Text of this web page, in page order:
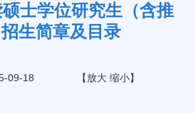
士学位研究生（含推
生简章及目录
09-18 【放大 缩小】